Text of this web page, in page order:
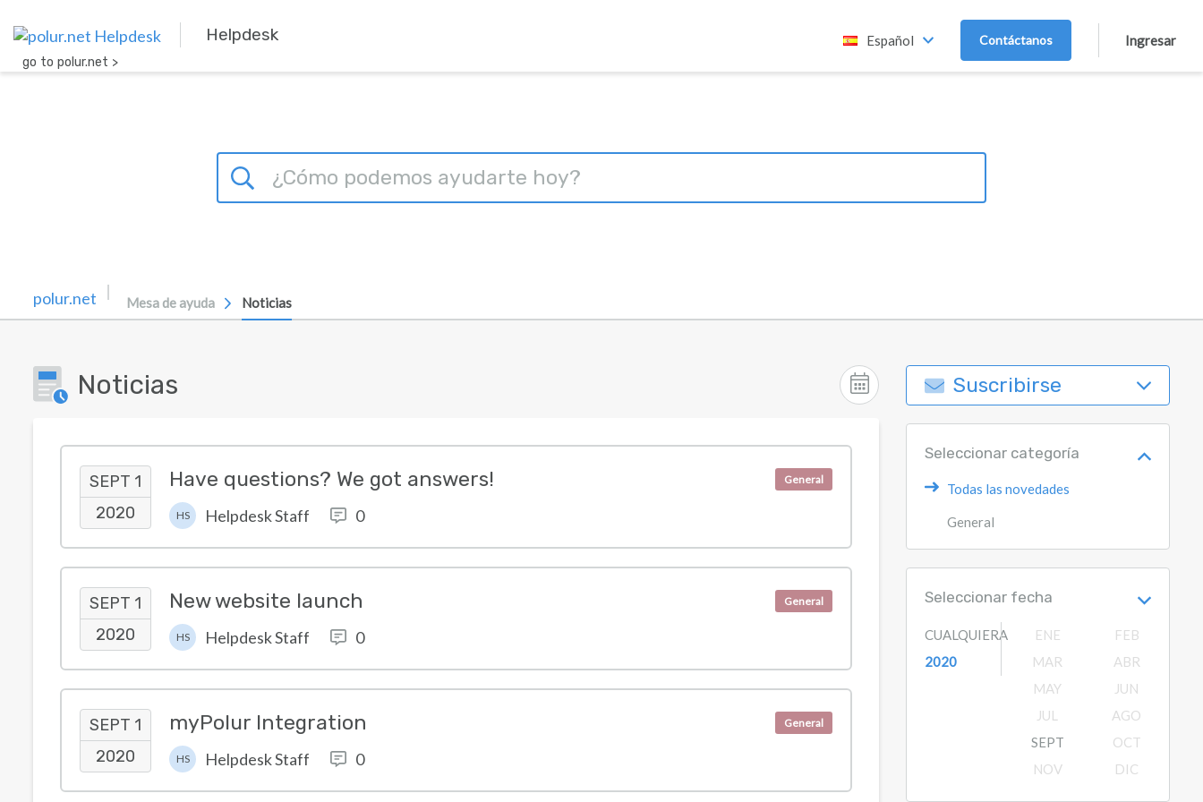
Helpdesk
go to polur.net >
Español Contáctanos Ingresar
Mesa de ayuda Noticias
Noticias
SEPT 1
2020
Have questions? We got answers!
HS Helpdesk Staff 0
General
SEPT 1
2020
New website launch
HS Helpdesk Staff 0
General
SEPT 1
2020
myPolur Integration
HS Helpdesk Staff 0
General
Suscribirse
Seleccionar categoría
Todas las novedades
General
Seleccionar fecha
CUALQUIERA
2020
ENE
FEB
MAR
ABR
MAY
JUN
JUL
AGO
SEPT
OCT
NOV
DIC